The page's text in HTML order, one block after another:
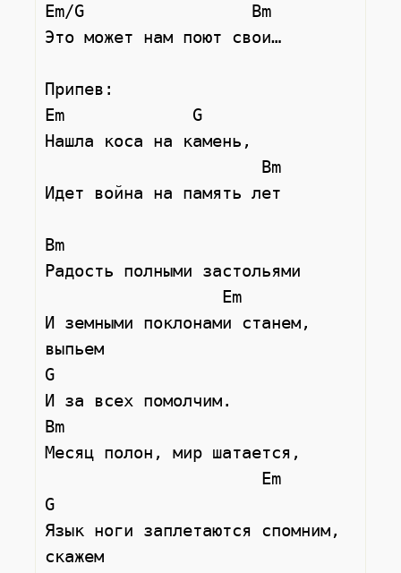
Em/G                 Bm
Это может нам поют свои…
Припев:
Em             G
Нашла коса на камень,
Идет война на память лет
Bm
Радость полными застольями
И земными поклонами станем,
выпьем
G
И за всех помолчим.
Bm
Месяц полон, мир шатается,
G
Язык ноги заплетаются спомним,
скажем